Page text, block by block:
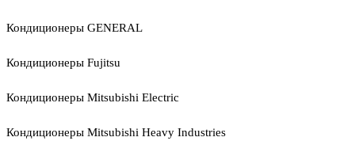
Кондиционеры GENERAL
Кондиционеры Fujitsu
Кондиционеры Mitsubishi Electric
Кондиционеры Mitsubishi Heavy Industries